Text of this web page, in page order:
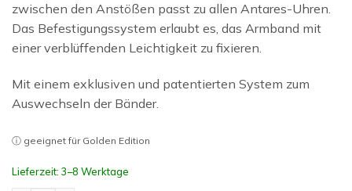
zwischen den Anstößen passt zu allen Antares-Uhren.
Das Befestigungssystem erlaubt es, das Armband mit
einer verblüffenden Leichtigkeit zu fixieren.
Mit einem exklusiven und patentierten System zum
Auswechseln der Bänder.
ⓘ geeignet für Golden Edition
Lieferzeit: 3–8 Werktage